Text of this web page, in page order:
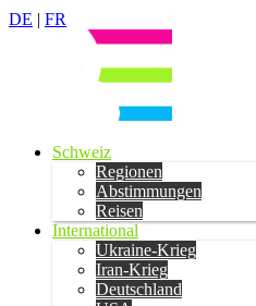
DE | FR
Schweiz
Regionen
Abstimmungen
Reisen
International
Ukraine-Krieg
Iran-Krieg
Deutschland